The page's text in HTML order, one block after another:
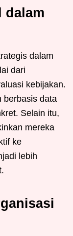
dalam
dalam
dari
kebijakan.
berbasis data
Selain itu,
mereka
ke
lebih